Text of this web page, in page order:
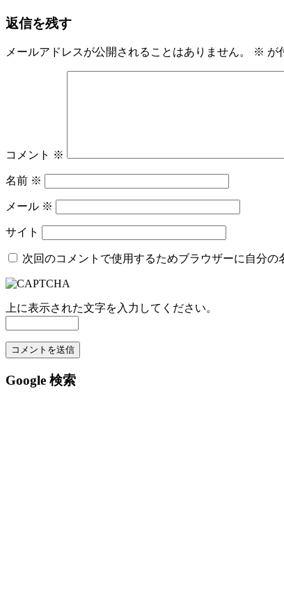
返信を残す
メールアドレスが公開されることはありません。 ※ が
コメント ※
名前 ※
メール ※
サイト
次回のコメントで使用するためブラウザーに自分の
上に表示された文字を入力してください。
Google 検索